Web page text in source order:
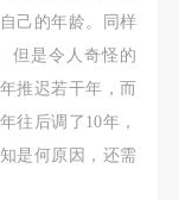
己的年龄。同样
但是令人奇怪的
推迟若干年，而
往后调了10年，
是何原因，还需